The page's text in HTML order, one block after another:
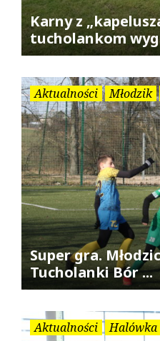
Karny z
tucholankom
Aktualności Młodzik
Super gra.
Tucholanki Bór ...
Aktualności Halówka